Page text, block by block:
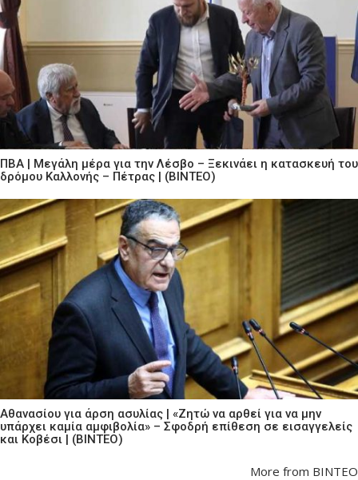
ΠΒΑ | Μεγάλη μέρα για την Λέσβο – Ξεκινάει η κατασκευή του
δρόμου Καλλονής – Πέτρας | (ΒΙΝΤΕΟ)
Αθανασίου για άρση ασυλίας | «Ζητώ να αρθεί για να μην
υπάρχει καμία αμφιβολία» – Σφοδρή επίθεση σε εισαγγελείς
και Κοβέσι | (ΒΙΝΤΕΟ)
More from ΒΙΝΤΕΟ